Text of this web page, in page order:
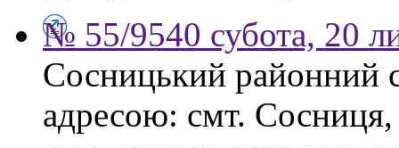
№ 55/9540 субота, 20
Сосницький районний
адресою: смт. Сосниця,